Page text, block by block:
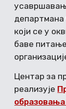
који се у
баве
Центар за
реализује